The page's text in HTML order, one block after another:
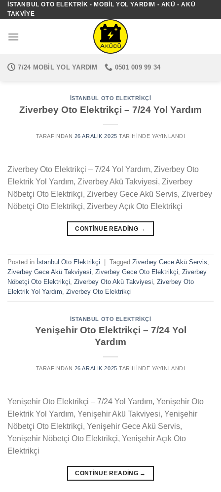
İçeriğe
atla
İSTANBUL OTO ELEKTRIK - MOBIL YOL YARDIM - AKÜ - AKÜ
TAKVIYE
7/24 MOBIL YOL YARDIM 0501 009 99 34
İSTANBUL OTO ELEKTRIKÇI
Ziverbey Oto Elektrikçi – 7/24 Yol Yardım
TARAFINDAN 26 ARALIK 2025 TARIHINDE YAYINLANDI
Ziverbey Oto Elektrikçi – 7/24 Yol Yardım, Ziverbey Oto
Elektrik Yol Yardım, Ziverbey Akü Takviyesi, Ziverbey
Nöbetçi Oto Elektrikçi, Ziverbey Gece Akü Servis, Ziverbey
Nöbetçi Oto Elektrikçi, Ziverbey Açık Oto Elektrikçi
CONTINUE READING →
Posted in İstanbul Oto Elektrikçi Tagged Ziverbey Gece Akü Servis
Ziverbey Gece Akü Takviyesi Ziverbey Gece Oto Elektrikçi Ziverbey
Nöbetçi Oto Elektrikçi Ziverbey Oto Akü Takviyesi Ziverbey Oto
Elektrik Yol Yardım Ziverbey Oto Elektrikçi
İSTANBUL OTO ELEKTRIKÇI
Yenişehir Oto Elektrikçi – 7/24 Yol
Yardım
TARAFINDAN 26 ARALIK 2025 TARIHINDE YAYINLANDI
Yenişehir Oto Elektrikçi – 7/24 Yol Yardım, Yenişehir Oto
Elektrik Yol Yardım, Yenişehir Akü Takviyesi, Yenişehir
Nöbetçi Oto Elektrikçi, Yenişehir Gece Akü Servis,
Yenişehir Nöbetçi Oto Elektrikçi, Yenişehir Açık Oto
Elektrikçi
CONTINUE READING →